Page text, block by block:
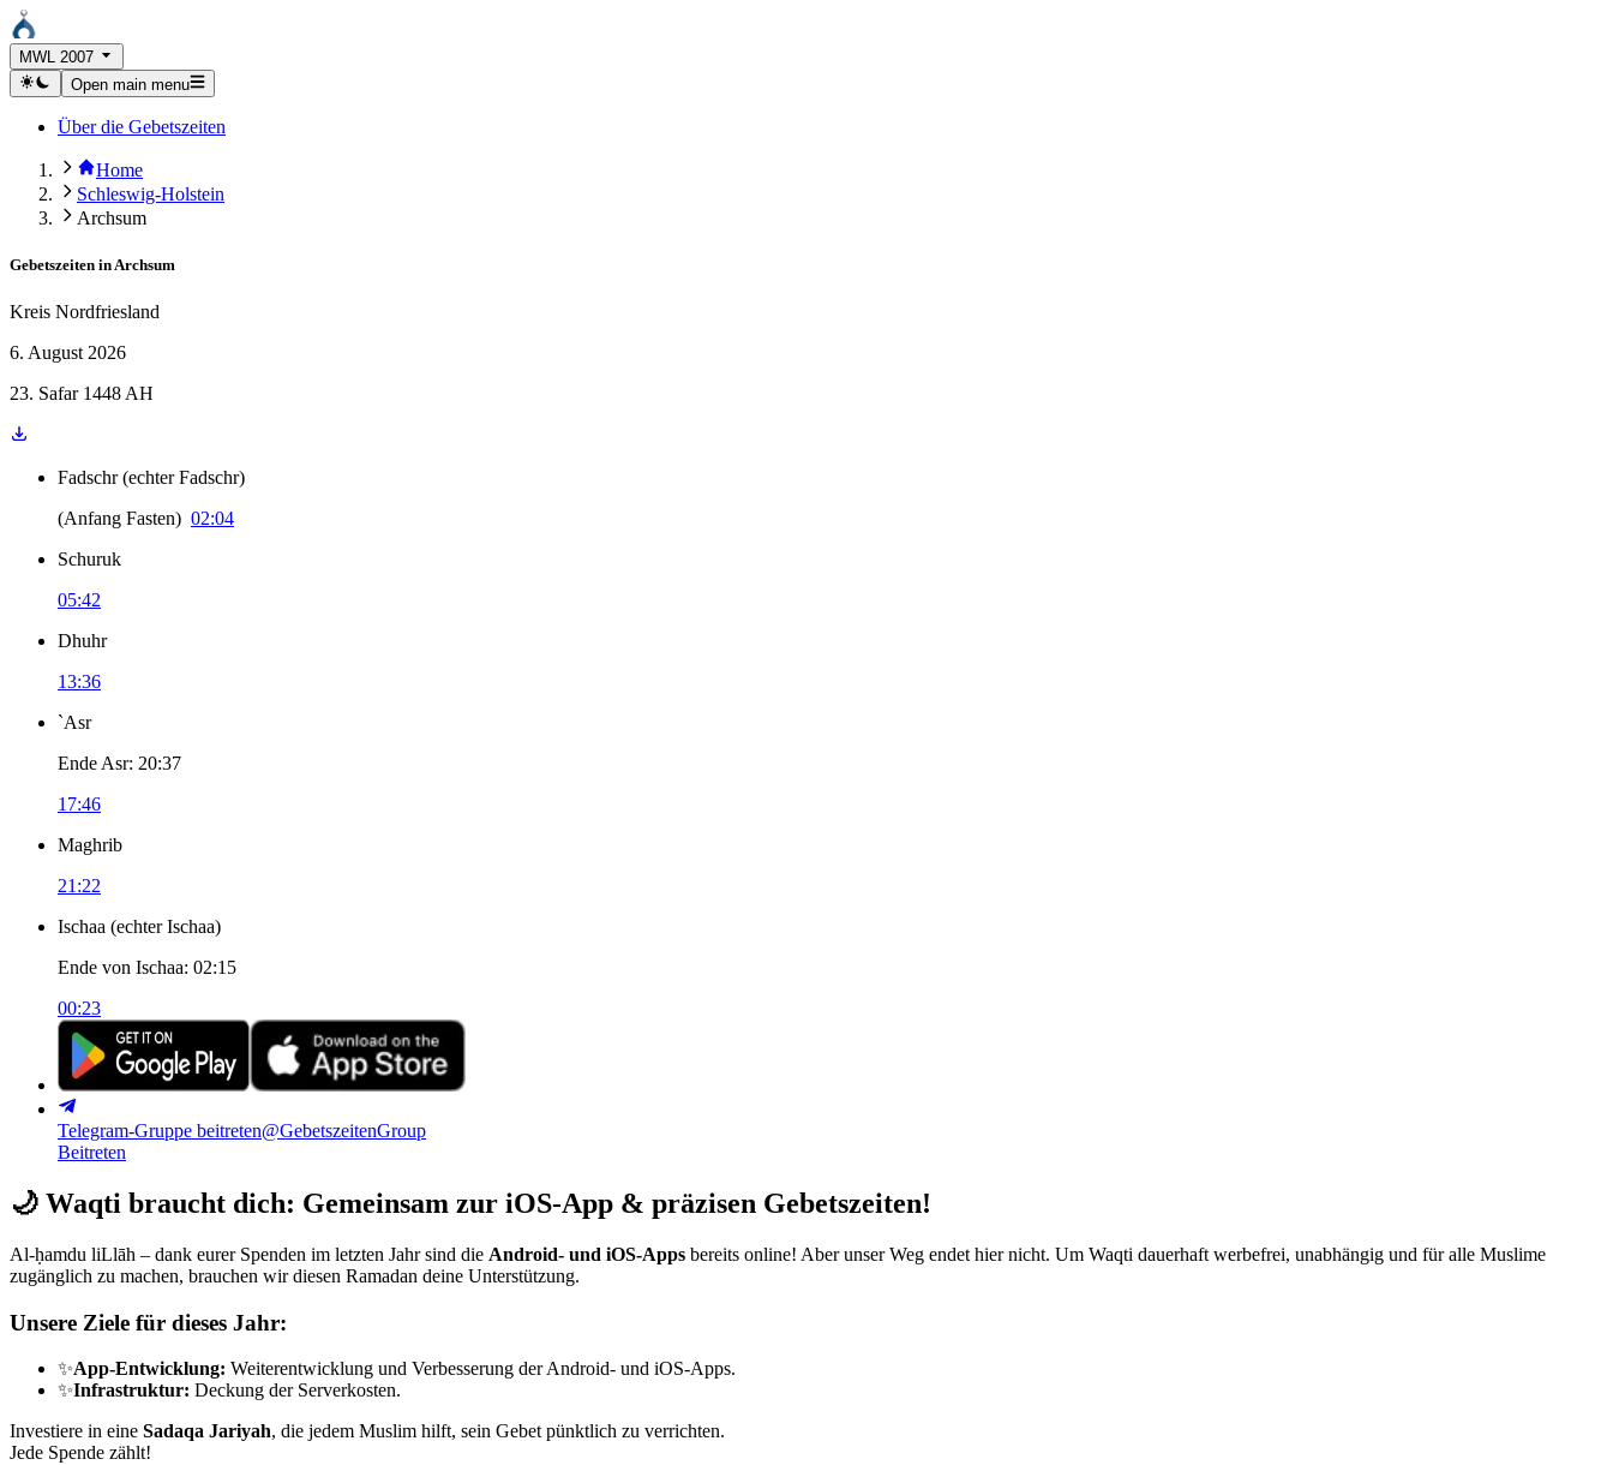
MWL 2007
Open main menu
Über die Gebetszeiten
Home
Schleswig-Holstein
Archsum
Gebetszeiten in Archsum
Kreis Nordfriesland
6. August 2026
23. Safar 1448 AH
Fadschr (echter Fadschr)
(Anfang Fasten) 02:04
Schuruk
05:42
Dhuhr
13:36
`Asr
Ende Asr: 20:37
17:46
Maghrib
21:22
Ischaa (echter Ischaa)
Ende von Ischaa: 02:15
00:23
Telegram-Gruppe beitreten@GebetszeitenGroup
Beitreten
🌙 Waqti braucht dich: Gemeinsam zur iOS-App & präzisen Gebetszeiten!
Al-ḥamdu liLlāh – dank eurer Spenden im letzten Jahr sind die Android- und iOS-Apps bereits online! Aber unser Weg endet hier nicht. Um Waqti dauerhaft werbefrei, unabhängig und für alle Muslime
zugänglich zu machen, brauchen wir diesen Ramadan deine Unterstützung.
Unsere Ziele für dieses Jahr:
✨App-Entwicklung: Weiterentwicklung und Verbesserung der Android- und iOS-Apps.
✨Infrastruktur: Deckung der Serverkosten.
Investiere in eine Sadaqa Jariyah, die jedem Muslim hilft, sein Gebet pünktlich zu verrichten.
Jede Spende zählt!